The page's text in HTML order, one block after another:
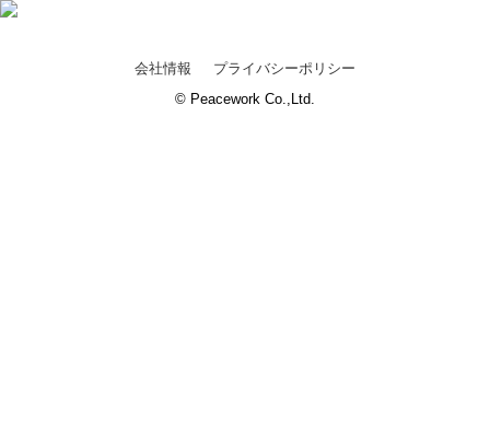
会社情報
プライバシーポリシー
© Peacework Co.,Ltd.